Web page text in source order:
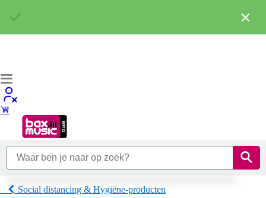
Social distancing & Hygiëne-producten
×